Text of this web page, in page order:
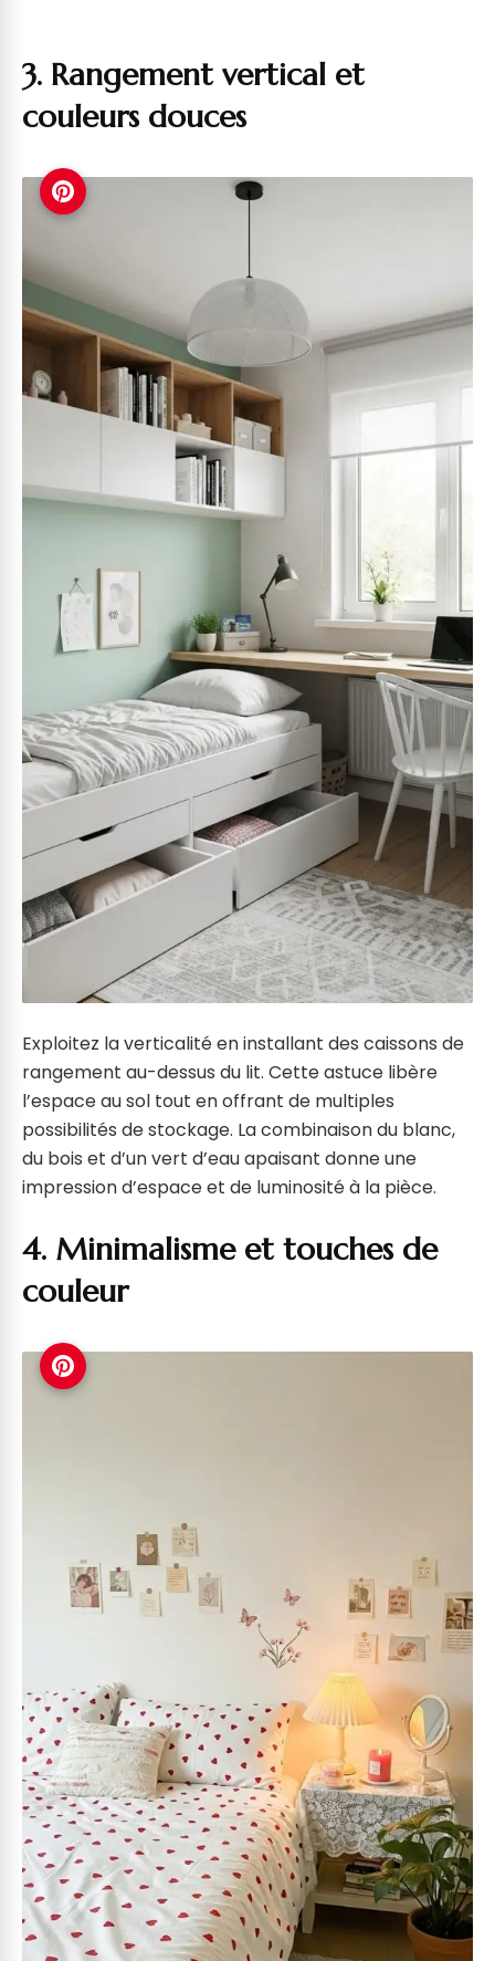
3. Rangement vertical et
couleurs douces
Exploitez la verticalité en installant des caissons de
rangement au-dessus du lit. Cette astuce libère
l’espace au sol tout en offrant de multiples
possibilités de stockage. La combinaison du blanc,
du bois et d’un vert d’eau apaisant donne une
impression d’espace et de luminosité à la pièce.
4. Minimalisme et touches de
couleur